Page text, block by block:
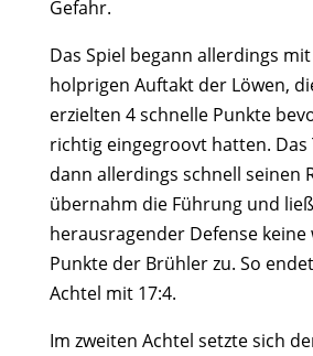
Gefahr.
Das Spiel begann allerdings
holprigen Auftakt der Löwen,
erzielten 4 schnelle Punkte
richtig eingegroovt hatten. Das
dann allerdings schnell seinen
übernahm die Führung und
herausragender Defense keine
Punkte der Brühler zu. So
Achtel mit 17:4.
Im zweiten Achtel setzte sich